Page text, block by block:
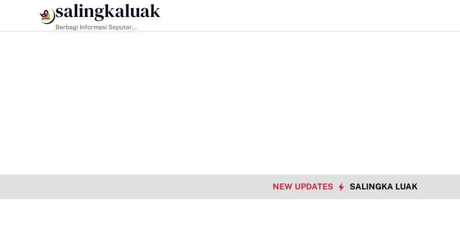
HEADLINE
salingkaluak
Berbagi Informasi Seputar
NEW UPDATES SALINGKA LUAK